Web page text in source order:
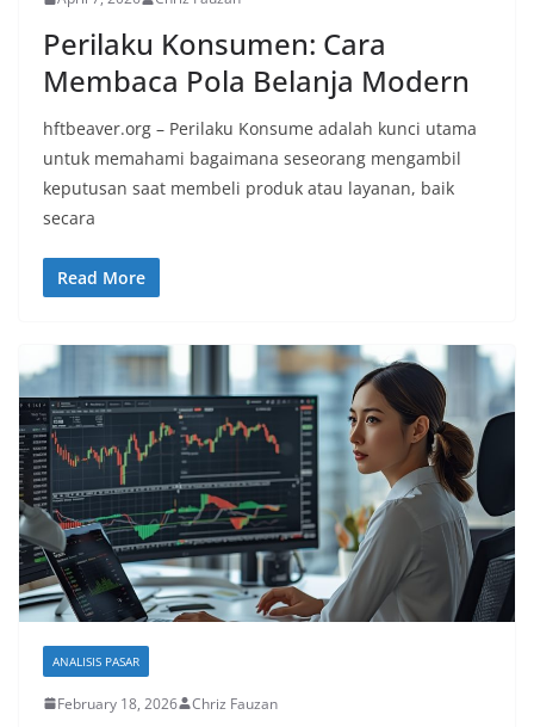
Perilaku Konsumen: Cara
Membaca Pola Belanja Modern
hftbeaver.org – Perilaku Konsume adalah kunci utama
untuk memahami bagaimana seseorang mengambil
keputusan saat membeli produk atau layanan, baik
secara
Read More
ANALISIS PASAR
February 18, 2026 Chriz Fauzan